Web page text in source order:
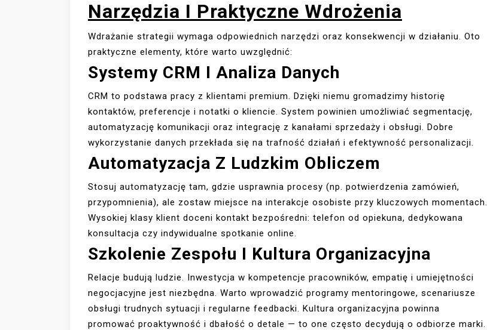
Narzędzia I Praktyczne Wdrożenia
Wdrażanie strategii wymaga odpowiednich narzędzi oraz konsekwencji w działaniu. Oto
praktyczne elementy, które warto uwzględnić:
Systemy CRM I Analiza Danych
CRM to podstawa pracy z klientami premium. Dzięki niemu gromadzimy historię
kontaktów, preferencje i notatki o kliencie. System powinien umożliwiać segmentację,
automatyzację komunikacji oraz integrację z kanałami sprzedaży i obsługi. Dobre
wykorzystanie danych przekłada się na trafność działań i efektywność personalizacji.
Automatyzacja Z Ludzkim Obliczem
Stosuj automatyzację tam, gdzie usprawnia procesy (np. potwierdzenia zamówień,
przypomnienia), ale zostaw miejsce na interakcje osobiste przy kluczowych momentach.
Wysokiej klasy klient doceni kontakt bezpośredni: telefon od opiekuna, dedykowana
konsultacja czy indywidualne spotkanie online.
Szkolenie Zespołu I Kultura Organizacyjna
Relacje budują ludzie. Inwestycja w kompetencje pracowników, empatię i umiejętności
negocjacyjne jest niezbędna. Warto wprowadzić programy mentoringowe, scenariusze
obsługi trudnych sytuacji i regularne feedbacki. Kultura organizacyjna powinna
promować proaktywność i dbałość o detale — to one często decydują o odbiorze marki.